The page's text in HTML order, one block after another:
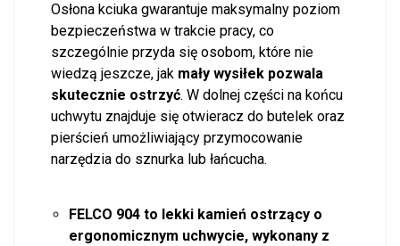
Osłona kciuka gwarantuje maksymalny poziom
bezpieczeństwa w trakcie pracy, co
szczególnie przyda się osobom, które nie
wiedzą jeszcze, jak mały wysiłek pozwala
skutecznie ostrzyć. W dolnej części na końcu
uchwytu znajduje się otwieracz do butelek oraz
pierścień umożliwiający przymocowanie
narzędzia do sznurka lub łańcucha.
FELCO 904 to lekki kamień ostrzący o
ergonomicznym uchwycie, wykonany z